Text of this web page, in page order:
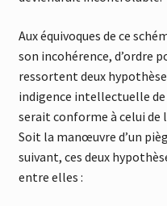
Aux équivoques de ce
son incohérence, d’ordre
ressortent deux
indigence intellectuelle
serait conforme à celui de
Soit la manœuvre d’un
suivant, ces deux
entre elles :